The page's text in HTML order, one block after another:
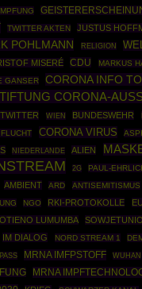
TWITTER AKTEN JUSTUS
POHLMANN RELIGION
MISERÉ CDU MARKUS
GANSER CORONA INFO
CORONA-
TWITTER WIEN BUNDESWEHR
CORONA VIRUS
NIEDERLANDE ALIEN
2G PAUL-
AMBIENT ARD ANTISEMITISMUS
NGO RKI-PROTOKOLLE EU
LUMUMBA
IM DIALOG NORD STREAM 1
MRNA IMFPSTOFF WUHAN
MRNA